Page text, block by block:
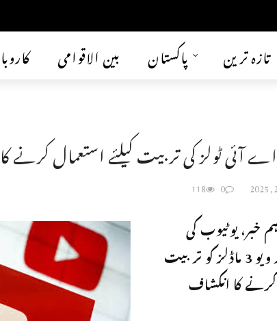
بین الاقوامی پاکستان تازہ ترین
آئی ٹولز کی تربیت کیلئے استعمال کرنے
0
118
خبر، یوٹیوب کی
ویڈیوز کو جیمنائی اور ویو 3 ماڈلز کو تربیت
کا انکشاف